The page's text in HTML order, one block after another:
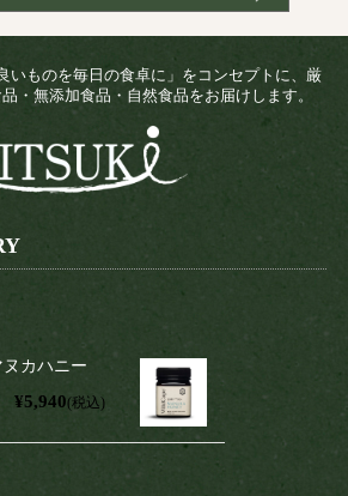
いものを毎日の食卓に」をコンセプトに、厳
・無添加食品・自然食品をお届けします。
カハニー
¥5,940(税込)